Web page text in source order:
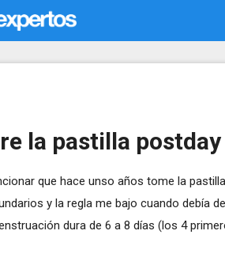
la pastilla postday
que hace unso años tome la
y la regla me bajo cuando debía
dura de 6 a 8 días (los 4